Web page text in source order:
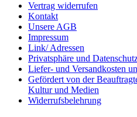
Vertrag widerrufen
Kontakt
Unsere AGB
Impressum
Link/ Adressen
Privatsphäre und
Liefer- und Versandkosten
Gefördert von der
Kultur und Medien
Widerrufsbelehrung